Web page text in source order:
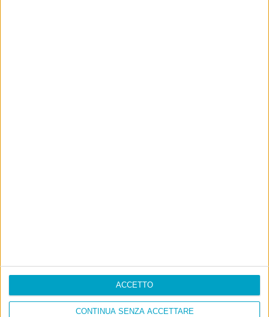
CONTINUA SENZA ACCETTARE
ACCETTO